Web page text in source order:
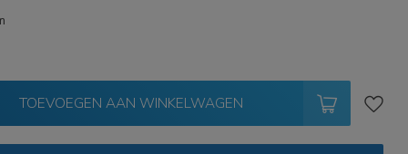
TOEVOEGEN AAN WINKELWAGEN